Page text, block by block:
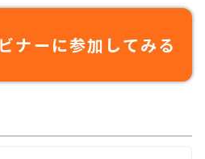
ナーに参加してみる